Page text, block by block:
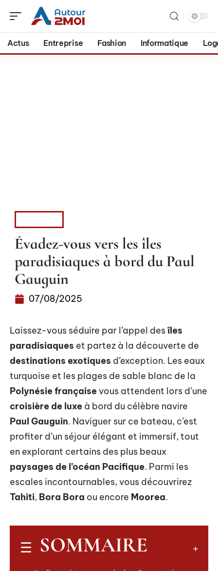
Actus Entreprise Fashion Informatique
Évadez-vous vers les îles
paradisiaques à bord du Paul
Gauguin
07/08/2025
Laissez-vous séduire par l’appel desîles
paradisiaques et partez à la découverte de
destinations exotiques d’exception. Les eaux
turquoise et les plages de sable blanc de la
Polynésie françaisevous attendent lors d’une
croisière de luxe à bord du célèbre navire
Paul Gauguin. Naviguer sur ce bateau, c’est
profiter d’un séjour élégant et immersif, tout
en explorant certains des plus beaux
paysages de l’océan Pacifique. Parmi les
escales incontournables, vous découvrirez
Tahiti, Bora Bora ou encore Moorea.
SOMMAIRE